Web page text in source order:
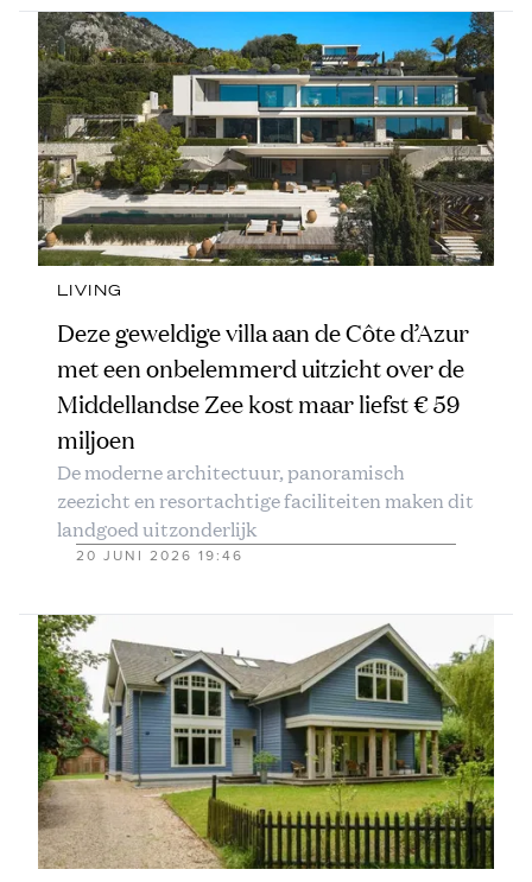
LIVING
Deze geweldige villa aan de Côte d’Azur
met een onbelemmerd uitzicht over de
Middellandse Zee kost maar liefst € 59
miljoen
De moderne architectuur, panoramisch
zeezicht en resortachtige faciliteiten maken dit
landgoed uitzonderlijk
20 JUNI 2026 19:46